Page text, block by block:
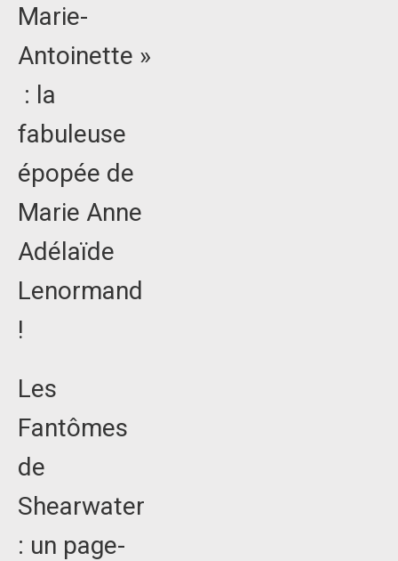
Marie-
Antoinette »
: la
fabuleuse
épopée de
Marie Anne
Adélaïde
Lenormand
!
Les
Fantômes
de
Shearwater
: un page-